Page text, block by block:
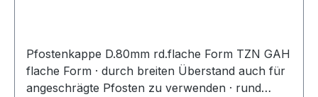
Pfostenkappe D.80mm rd.flache Form TZN GAH
flache Form · durch breiten Überstand auch für
angeschrägte Pfosten zu verwenden · rund